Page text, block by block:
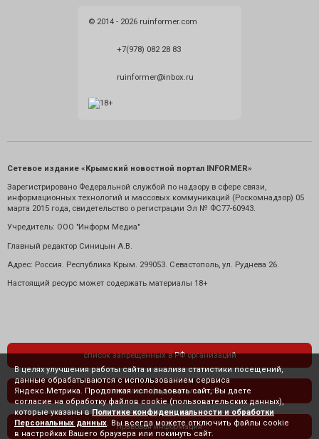
© 2014 - 2026 ruinformer.com
+7(978) 082 28 83
ruinformer@inbox.ru
Сетевое издание «Крымский новостной портал INFORMER»
Зарегистрировано Федеральной службой по надзору в сфере связи,
информационных технологий и массовых коммуникаций (Роскомнадзор) 05
марта 2015 года, свидетельство о регистрации Эл № ФС77-60943.
Учредитель: ООО "Информ Медиа"
Главный редактор Синицын А.В.
Адрес: Россия. Республика Крым. 299053. Севастополь, ул. Руднева 26.
Настоящий ресурс может содержать материалы 18+
список запрещенных в РФ организаций
политика конфиденциальности
правовая информация
В целях улучшения работы сайта и анализа статистики посещений,
данные обрабатываются с использованием сервиса
Яндекс.Метрика. Продолжая использовать сайт, Вы даете
согласие на обработку файлов cookie (пользовательских данных),
которые указаны в Политике конфиденциальности и обработки
Персональных данных . Вы всегда можете отключить файлы cookie
в настройках Вашего браузера или покинуть сайт.